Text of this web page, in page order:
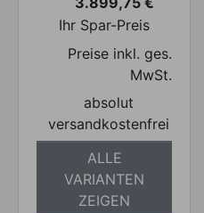
Preis
Ihr Spar-Preis
Preise inkl. ges.
MwSt.
absolut
versandkostenfrei
ALLE
VARIANTEN
ZEIGEN